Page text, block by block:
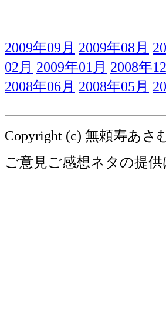
2009年09月 2009年08月
02月 2009年01月 2008年
2008年06月 2008年05月
Copyright (c) 無頼寿あさ
ご意見ご感想ネタの提供